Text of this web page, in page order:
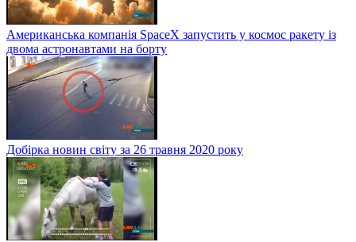
Американська компанія SpaceX запустить у космос ракету із
двома астронавтами на борту
Добірка новин світу за 26 травня 2020 року